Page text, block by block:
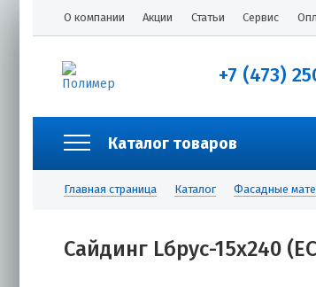
О компании Акции Статьи Сервис
+7 (473)
Каталог товаров
Главная страница Каталог Фасадные
Сайдинг Lбрус-15х240